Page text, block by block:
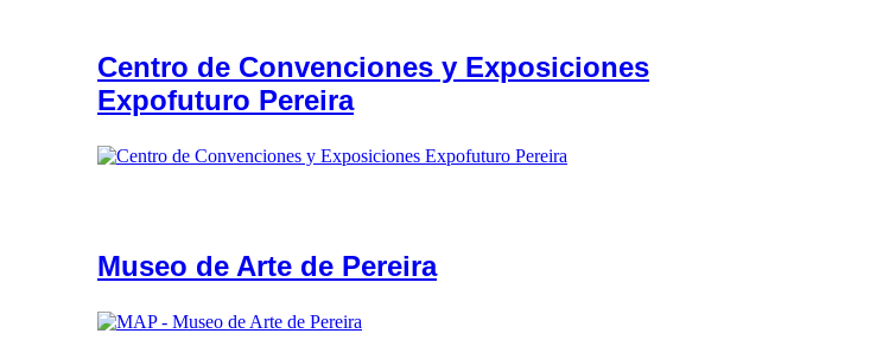
Centro de Convenciones y Exposiciones
Expofuturo Pereira
Museo de Arte de Pereira